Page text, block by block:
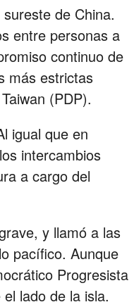
de China.
entre personas a
continuo de
más estrictas
(PDP).
igual que en
intercambios
a cargo del
y llamó a las
pacífico. Aunque
Progresista
lado de la isla.